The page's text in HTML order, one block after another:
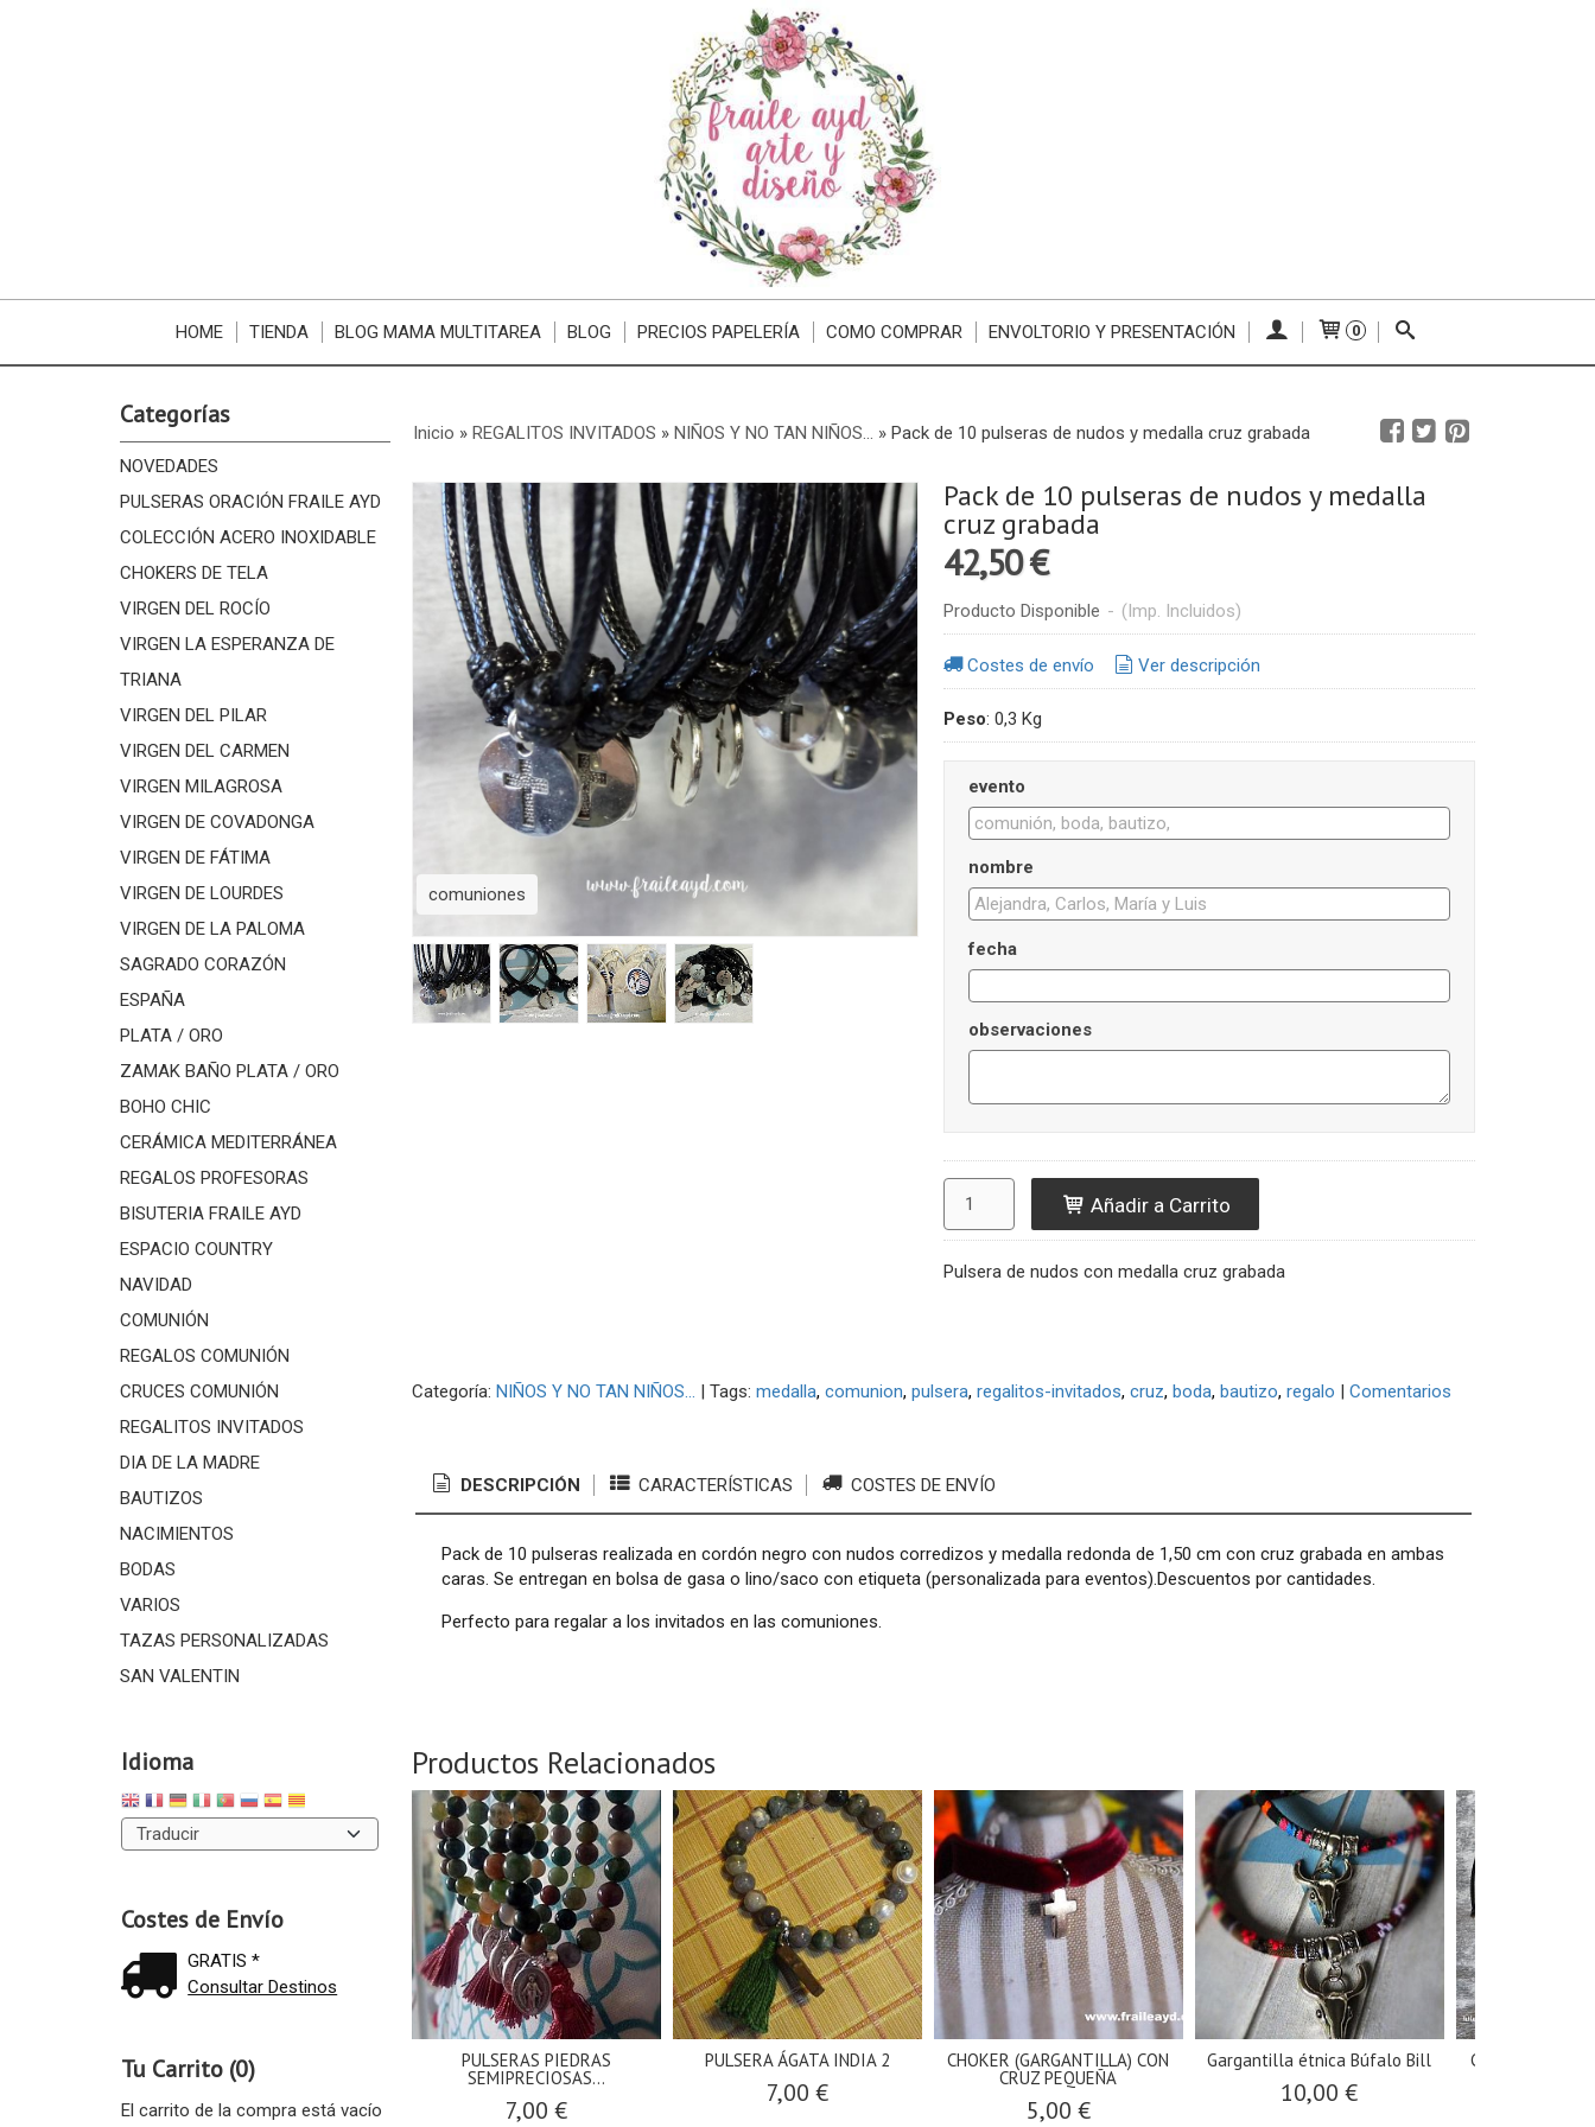
HOME TIENDA BLOG MAMA MULTITAREA BLOG PRECIOS PAPELERÍA COMO COMPRAR ENVOLTORIO Y PRESENTACIÓN 0
Categorías
NOVEDADES
PULSERAS ORACIÓN FRAILE AYD
COLECCIÓN ACERO INOXIDABLE
CHOKERS DE TELA
VIRGEN DEL ROCÍO
VIRGEN LA ESPERANZA DE
TRIANA
VIRGEN DEL PILAR
VIRGEN DEL CARMEN
VIRGEN MILAGROSA
VIRGEN DE COVADONGA
VIRGEN DE FÁTIMA
VIRGEN DE LOURDES
VIRGEN DE LA PALOMA
SAGRADO CORAZÓN
ESPAÑA
PLATA / ORO
ZAMAK BAÑO PLATA / ORO
BOHO CHIC
CERÁMICA MEDITERRÁNEA
REGALOS PROFESORAS
BISUTERIA FRAILE AYD
ESPACIO COUNTRY
NAVIDAD
COMUNIÓN
REGALOS COMUNIÓN
CRUCES COMUNIÓN
REGALITOS INVITADOS
DIA DE LA MADRE
BAUTIZOS
NACIMIENTOS
BODAS
VARIOS
TAZAS PERSONALIZADAS
SAN VALENTIN
Idioma
Costes de Envío
GRATIS *
Consultar Destinos
Tu Carrito (0)
El carrito de la compra está vacío
Inicio » REGALITOS INVITADOS » NIÑOS Y NO TAN NIÑOS... » Pack de 10 pulseras de nudos y medalla cruz grabada
comuniones
Pack de 10 pulseras de nudos y medalla
cruz grabada
42,50 €
Producto Disponible - (Imp. Incluidos)
Costes de envío Ver descripción
Peso: 0,3 Kg
evento
nombre
fecha
observaciones
Añadir a Carrito
Pulsera de nudos con medalla cruz grabada
Categoría: NIÑOS Y NO TAN NIÑOS... | Tags: medalla comunion pulsera regalitos-invitados cruz boda bautizo regalo | Comentarios
DESCRIPCIÓN CARACTERÍSTICAS COSTES DE ENVÍO
Pack de 10 pulseras realizada en cordón negro con nudos corredizos y medalla redonda de 1,50 cm con cruz grabada en ambas
caras. Se entregan en bolsa de gasa o lino/saco con etiqueta (personalizada para eventos).Descuentos por cantidades.
Perfecto para regalar a los invitados en las comuniones.
Productos Relacionados
PULSERAS PIEDRAS
SEMIPRECIOSAS...
7,00 €
PULSERA ÁGATA INDIA 2
7,00 €
CHOKER (GARGANTILLA) CON
CRUZ PEQUEÑA
5,00 €
Gargantilla étnica Búfalo Bill
10,00 €
Colgante